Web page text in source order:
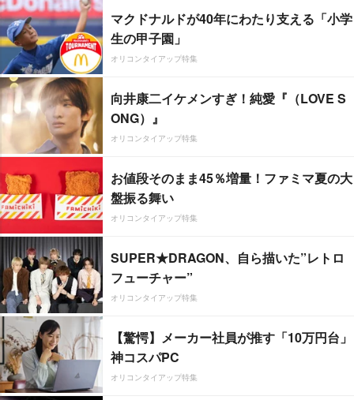
マクドナルドが40年にわたり支える「小学
生の甲子園」
オリコンタイアップ特集
向井康二イケメンすぎ！純愛『（LOVE S
ONG）』
オリコンタイアップ特集
お値段そのまま45％増量！ファミマ夏の大
盤振る舞い
オリコンタイアップ特集
SUPER★DRAGON、自ら描いた”レトロ
フューチャー”
オリコンタイアップ特集
【驚愕】メーカー社員が推す「10万円台」
神コスパPC
オリコンタイアップ特集